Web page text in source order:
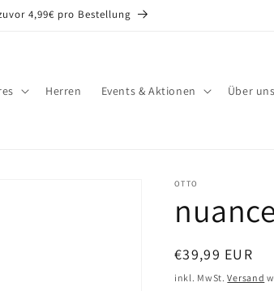
4,99€ pro Bestellung
Herren Events & Aktionen Über uns
OTTO
Normaler
Preis
€39,99 EUR
inkl. MwSt.Versand